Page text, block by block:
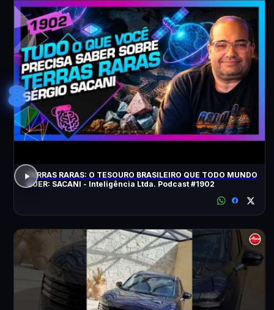
8
TERRAS RARAS: O TESOURO BRASILEIRO QUE TODO MUNDO
QUER: SACANI - Inteligência Ltda. Podcast #1902